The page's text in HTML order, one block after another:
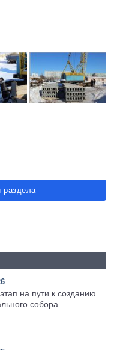
раздела
на пути к созданию
собора